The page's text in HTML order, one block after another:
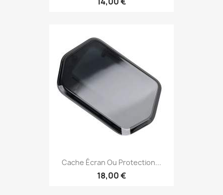
Cache Écran Ou Protection...
18,00 €